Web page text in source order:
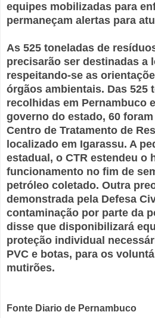
equipes mobilizadas para
permaneçam alertas para
As 525 toneladas de
precisarão ser destinadas a
respeitando-se as
órgãos ambientais. Das 525
recolhidas em Pernambuco
governo do estado, 60
Centro de Tratamento de
localizado em Igarassu. A
estadual, o CTR estendeu o
funcionamento no fim de
petróleo coletado. Outra
demonstrada pela Defesa
contaminação por parte da
disse que disponibilizará
proteção individual
PVC e botas, para os
mutirões.
Fonte Diario de Pernambuco